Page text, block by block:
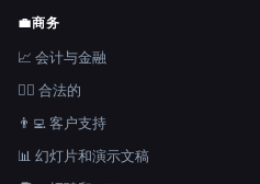
💼商务
📈 会计与金融
👩‍⚖️ 合法的
👨‍💻 客户支持
📊 幻灯片和演示文稿